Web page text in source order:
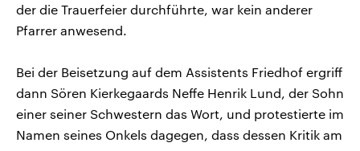
der die Trauerfeier durchführte, war kein anderer
Pfarrer anwesend.
Bei der Beisetzung auf dem Assistents Friedhof ergriff
dann Sören Kierkegaards Neffe Henrik Lund, der Sohn
einer seiner Schwestern das Wort, und protestierte im
Namen seines Onkels dagegen, dass dessen Kritik am